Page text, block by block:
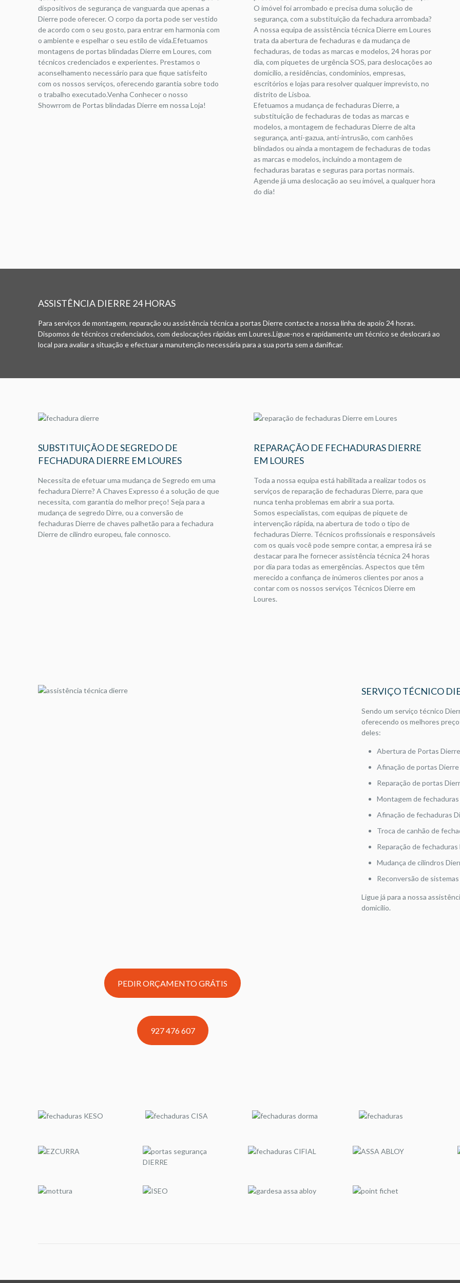
dispositivos de segurança de vanguarda que apenas a
Dierre pode oferecer. O corpo da porta pode ser vestido
de acordo com o seu gosto, para entrar em harmonia com
o ambiente e espelhar o seu estilo de vida.Efetuamos
montagens de portas blindadas Dierre em Loures, com
técnicos credenciados e experientes. Prestamos o
aconselhamento necessário para que fique satisfeito
com os nossos serviços, oferecendo garantia sobre todo
o trabalho executado.Venha Conhecer o nosso
Showrrom de Portas blindadas Dierre em nossa Loja!
O imóvel foi arrombado e precisa duma solução de
segurança, com a substituição da fechadura arrombada?
A nossa equipa de assistência técnica Dierre em Loures
trata da abertura de fechaduras e da mudança de
fechaduras, de todas as marcas e modelos, 24 horas por
dia, com piquetes de urgência SOS, para deslocações ao
domicílio, a residências, condomínios, empresas,
escritórios e lojas para resolver qualquer imprevisto, no
distrito de Lisboa.
Efetuamos a mudança de fechaduras Dierre, a
substituição de fechaduras de todas as marcas e
modelos, a montagem de fechaduras Dierre de alta
segurança, anti-gazua, anti-intrusão, com canhões
blindados ou ainda a montagem de fechaduras de todas
as marcas e modelos, incluindo a montagem de
fechaduras baratas e seguras para portas normais.
Agende já uma deslocação ao seu imóvel, a qualquer hora
do dia!
ASSISTÊNCIA DIERRE 24 HORAS
Para serviços de montagem, reparação ou assistência técnica a portas Dierre contacte a nossa linha de apoio 24 horas.
Dispomos de técnicos credenciados, com deslocações rápidas em Loures.Ligue-nos e rapidamente um técnico se deslocará ao
local para avaliar a situação e efectuar a manutenção necessária para a sua porta sem a danificar.
SUBSTITUIÇÃO DE SEGREDO DE
FECHADURA DIERRE EM LOURES
Necessita de efetuar uma mudança de Segredo em uma
fechadura Dierre? A Chaves Expresso é a solução de que
necessita, com garantia do melhor preço! Seja para a
mudança de segredo Dirre, ou a conversão de
fechaduras Dierre de chaves palhetão para a fechadura
Dierre de cilindro europeu, fale connosco.
REPARAÇÃO DE FECHADURAS DIERRE
EM LOURES
Toda a nossa equipa está habilitada a realizar todos os
serviços de reparação de fechaduras Dierre, para que
nunca tenha problemas em abrir a sua porta.
Somos especialistas, com equipas de piquete de
intervenção rápida, na abertura de todo o tipo de
fechaduras Dierre. Técnicos profissionais e responsáveis
com os quais você pode sempre contar, a empresa irá se
destacar para lhe fornecer assistência técnica 24 horas
por dia para todas as emergências. Aspectos que têm
merecido a confiança de inúmeros clientes por anos a
contar com os nossos serviços Técnicos Dierre em
Loures.
SERVIÇO TÉCNICO
Sendo um serviço técnico
oferecendo os melhores
deles:
Abertura de Portas
Afinação de portas Dierre
Reparação de portas
Montagem de
Afinação de fechaduras
Troca de canhão de
Reparação de
Mudança de cilindros
Reconversão de
Ligue já para a nossa
domicílio.
PEDIR ORÇAMENTO GRÁTIS
927 476 607